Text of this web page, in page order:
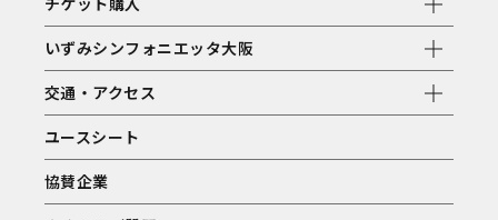
いずみシンフォニエッタ大阪
交通・アクセス
ユースシート
協賛企業